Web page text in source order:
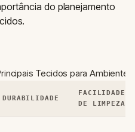
do planejamento
Tecidos para Ambiente
DURABILIDADE
FACILIDADE
DE LIMPEZA